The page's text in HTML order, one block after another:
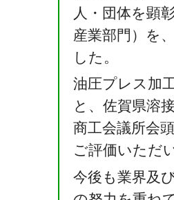
人・団体を顕
産業部門）を
した。
油圧プレス加
と、佐賀県溶
商工会議所会
ご評価いただ
今後も業界及